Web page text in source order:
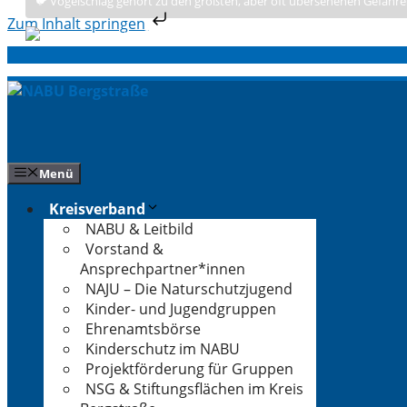
Zum Inhalt springen
Zum
Inhalt
springen
Menü
Kreisverband
NABU & Leitbild
Vorstand &
Ansprechpartner*innen
NAJU – Die Naturschutzjugend
Kinder- und Jugendgruppen
Ehrenamtsbörse
Kinderschutz im NABU
Projektförderung für Gruppen
NSG & Stiftungsflächen im Kreis